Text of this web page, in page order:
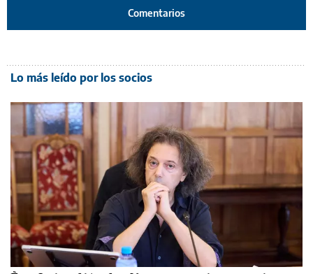
Comentarios
Lo más leído por los socios